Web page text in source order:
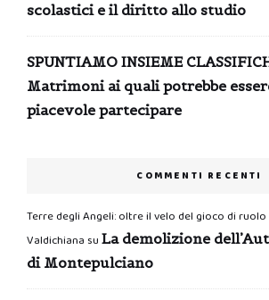
scolastici e il diritto allo studio
SPUNTIAMO INSIEME
Matrimoni ai quali potrebbe
piacevole partecipare
COMMENTI RECENTI
Terre degli Angeli: oltre il velo del gioco di ruolo
Valdichiana su La demolizione
di Montepulciano